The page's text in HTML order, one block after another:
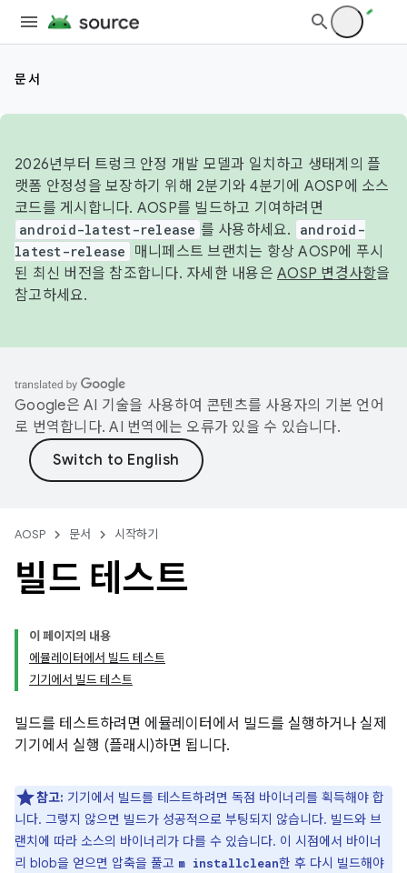
문서
2026년부터 트렁크 안정 개발 모델과 일치하고 생태계의 플
랫폼 안정성을 보장하기 위해 2분기와 4분기에 AOSP에 소스
코드를 게시합니다. AOSP를 빌드하고 기여하려면
android-latest-release 를 사용하세요.
android-
latest-release
매니페스트 브랜치는 항상 AOSP에 푸시
된 최신 버전을 참조합니다. 자세한 내용은 AOSP 변경사항을
참고하세요.
Google은 AI 기술을 사용하여 콘텐츠를 사용자의 기본 언어
로 번역합니다. AI 번역에는 오류가 있을 수 있습니다.
AOSP 문서 시작하기
빌드 테스트
이 페이지의 내용
에뮬레이터에서 빌드 테스트
기기에서 빌드 테스트
빌드를 테스트하려면 에뮬레이터에서 빌드를 실행하거나 실제
기기에서 실행 (플래시)하면 됩니다.
참고: 기기에서 빌드를 테스트하려면 독점 바이너리를 획득해야 합
니다. 그렇지 않으면 빌드가 성공적으로 부팅되지 않습니다. 빌드와 브
랜치에 따라 소스의 바이너리가 다를 수 있습니다. 이 시점에서 바이너
리 blob을 얻으면 압축을 풀고 m installclean한 후 다시 빌드해야